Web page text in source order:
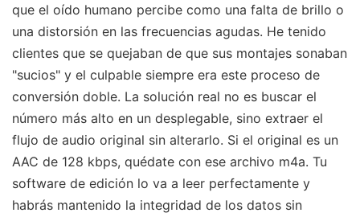
que el oído humano percibe como una falta de brillo o
una distorsión en las frecuencias agudas. He tenido
clientes que se quejaban de que sus montajes sonaban
"sucios" y el culpable siempre era este proceso de
conversión doble. La solución real no es buscar el
número más alto en un desplegable, sino extraer el
flujo de audio original sin alterarlo. Si el original es un
AAC de 128 kbps, quédate con ese archivo m4a. Tu
software de edición lo va a leer perfectamente y
habrás mantenido la integridad de los datos sin